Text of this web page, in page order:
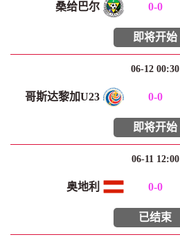
桑给巴尔 0-0
即将开始
06-12 00:30
哥斯达黎加U23 0-0
即将开始
06-11 12:00
奥地利 0-0
已结束